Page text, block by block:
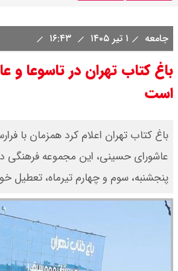
جامعه ۱ تیر ۱۴۰۵
باغ کتاب تهران در تاسوعا و
است
باغ کتاب تهران اعلام کرد همزمان با
عاشورای حسینی، این مجموعه فرهنگی
پنجشنبه، سوم و چهارم تیرماه، تعطیل